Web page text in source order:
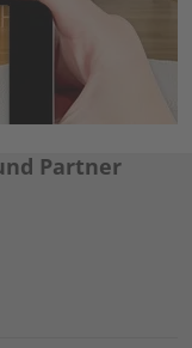
Partner